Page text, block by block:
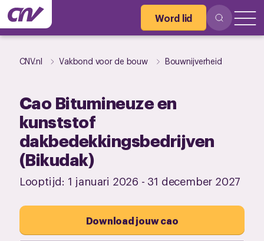
Word lid
CNV.nl Vakbond voor de bouw Bouwnijverheid
Cao Bitumineuze en
kunststof
dakbedekkingsbedrijven
(Bikudak)
Looptijd: 1 januari 2026 - 31 december 2027
Download jouw cao